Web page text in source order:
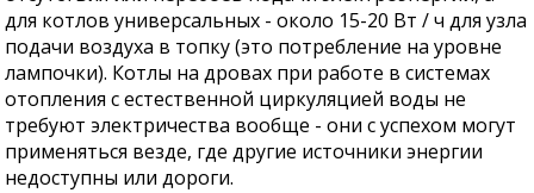
для котлов универсальных - около 15-20 Вт / ч для узла
подачи воздуха в топку (это потребление на уровне
лампочки). Котлы на дровах при работе в системах
отопления с естественной циркуляцией воды не
требуют электричества вообще - они с успехом могут
применяться везде, где другие источники энергии
недоступны или дороги.